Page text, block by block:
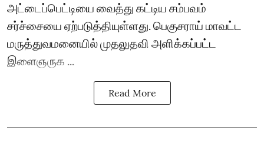
அட்டைப்பெட்டியை வைத்து கட்டிய சம்பவம்
சர்ச்சையை ஏற்படுத்தியுள்ளது. பெகுசராய் மாவட்ட
மருத்துவமனையில் முதலுதவி அளிக்கப்பட்ட
இளைஞருக ...
Read More